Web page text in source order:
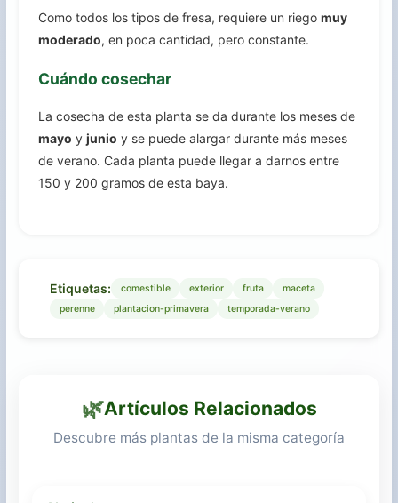
Como todos los tipos de fresa, requiere un riego muy
moderado, en poca cantidad, pero constante.
Cuándo cosechar
La cosecha de esta planta se da durante los meses de
mayo y junio y se puede alargar durante más meses
de verano. Cada planta puede llegar a darnos entre
150 y 200 gramos de esta baya.
Etiquetas: comestible exterior fruta
maceta
perenne
plantacion-primavera temporada-verano
🌿Artículos Relacionados
Descubre más plantas de la misma categoría